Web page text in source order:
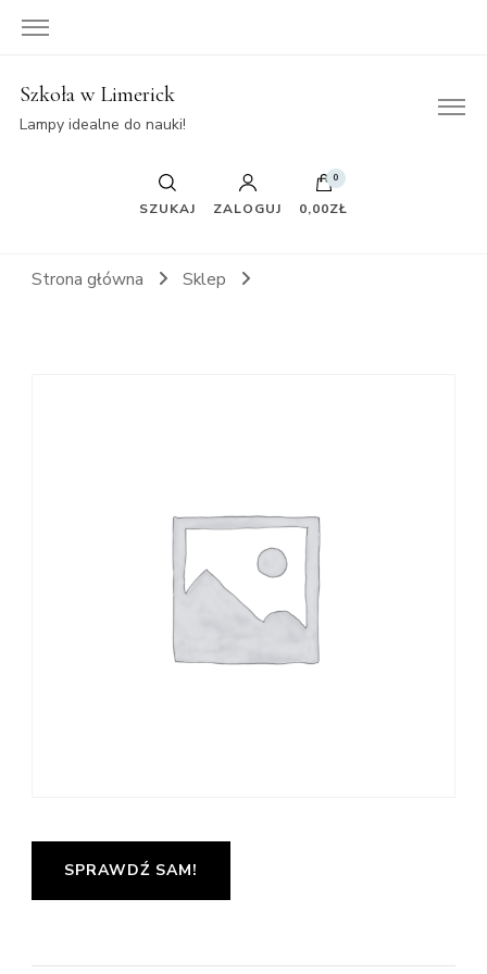
Szkoła w Limerick
Lampy idealne do nauki!
SZUKAJ ZALOGUJ
0
0,00ZŁ
Strona główna Sklep
SPRAWDŹ SAM!